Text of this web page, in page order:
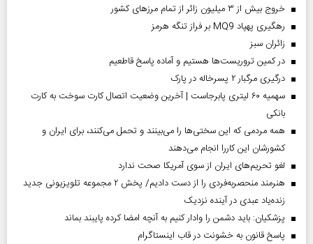
خروج بیش از ۳ میلیون زائر از تمام مرز‌های کشور
رهگیری پهپاد MQ9 بر فراز تنگه هرمز
‌زائران سبز
در کمین تروریست‌ها هستیم و آماده پاسخ قاطعیم
درگیری مرگبار ۲ پسرخاله در پارک
سهمیه ۶۰ لیتری پابرجاست | آخرین وضعیت اتصال کارت سوخت به کارت
بانکی
همه مردمی که این سختی‌ها را می‌بینند و تحمل می‌کنند، برای ایران و
کشورشان این کاررا انجام می‌دهند
لغو تحریم‌های ایران از سوی آمریکا صحت ندارد
هنرمند منحصر‌به‌فردی را از دست دادیم/ پخش ۲ مجموعه تلویزیونی جدید
زنده‌یاد عبدی در آینده نزدیک
پزشکیان: باید دشمن را وادار کنیم به آنچه امضا کرده پایبند بماند
پاسخ قانون به خشونت در قاب اینستاگرام